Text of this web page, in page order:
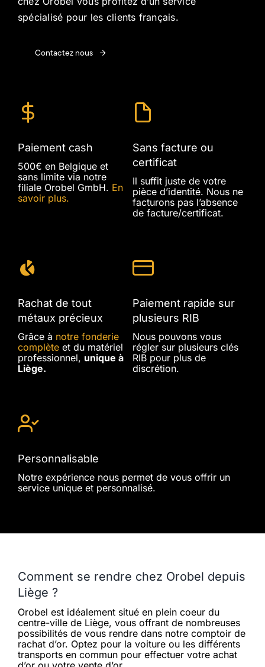
spécialisé pour les clients français.
Contactez nous
Paiement cash
500€ en Belgique et
sans limite via notre
filiale Orobel GmbH. En
savoir plus.
Sans facture ou
certificat
Il suffit juste de votre
pièce d’identité. Nous ne
facturons pas l’absence
de facture/certificat.
Rachat de tout
métaux précieux
Grâce à notre fonderie
complète et du matériel
professionnel, unique à
Liège.
Paiement rapide sur
plusieurs RIB
Nous pouvons vous
régler sur plusieurs clés
RIB pour plus de
discrétion.
Personnalisable
Notre expérience nous permet de vous offrir un
service unique et personnalisé.
Comment se rendre chez Orobel depuis
Liège ?
Orobel est idéalement situé en plein coeur du
centre-ville de Liège, vous offrant de nombreuses
possibilités de vous rendre dans notre comptoir de
rachat d’or. Optez pour la voiture ou les différents
transports en commun pour effectuer votre achat